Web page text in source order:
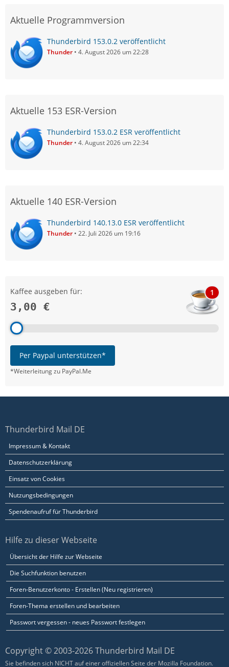
Aktuelle Programmversion
Thunderbird 153.0.2 veröffentlicht
Thunder 4. August 2026 um 22:28
Aktuelle 153 ESR-Version
Thunderbird 153.0.2 ESR veröffentlicht
Thunder 4. August 2026 um 22:34
Aktuelle 140 ESR-Version
Thunderbird 140.13.0 ESR veröffentlicht
Thunder 22. Juli 2026 um 19:16
Kaffee ausgeben für:
3,00 €
1
Per Paypal unterstützen*
*Weiterleitung zu PayPal.Me
Thunderbird Mail DE
Impressum & Kontakt
Datenschutzerklärung
Einsatz von Cookies
Nutzungsbedingungen
Spendenaufruf für Thunderbird
Hilfe zu dieser Webseite
Übersicht der Hilfe zur Webseite
Die Suchfunktion benutzen
Foren-Benutzerkonto - Erstellen (Neu registrieren)
Foren-Thema erstellen und bearbeiten
Passwort vergessen - neues Passwort festlegen
Copyright © 2003-2026 Thunderbird Mail DE
Sie befinden sich NICHT auf einer offiziellen Seite der Mozilla Foundation.